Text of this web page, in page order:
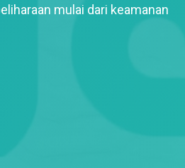
mulai dari keamanan